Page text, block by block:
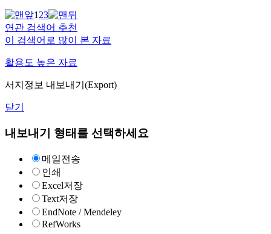
123
연관 검색어 추천
이 검색어로 많이 본 자료
활용도 높은 자료
서지정보 내보내기(Export)
닫기
내보내기 형태를 선택하세요
메일전송
인쇄
Excel저장
Text저장
EndNote / Mendeley
RefWorks